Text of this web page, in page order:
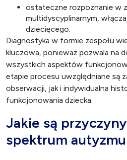
ostateczne rozpoznanie w
multidyscyplinarnym,
dziecięcego.
Diagnostyka w formie zespołu
kluczowa, ponieważ pozwala na
wszystkich aspektów
etapie procesu uwzględniane są
obserwacji, jak i indywidualna
funkcjonowania dziecka.
Jakie są
spektrum